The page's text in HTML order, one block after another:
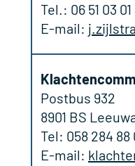
Tel.: 06 51 03 01
E-mail:
Postbus 932
8901 BS
Tel: 058 284 88
E-mail: